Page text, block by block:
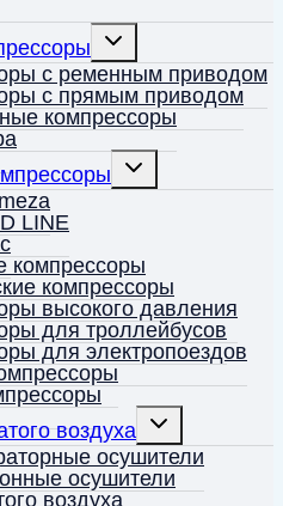
Переключить
дочернее
меню
с ременным приводом
с прямым приводом
компрессоры
Переключить
дочернее
меню
LINE
компрессоры
компрессоры
высокого давления
для троллейбусов
для электропоездов
воздуха
Переключить
дочернее
меню
осушители
осушители
воздуха